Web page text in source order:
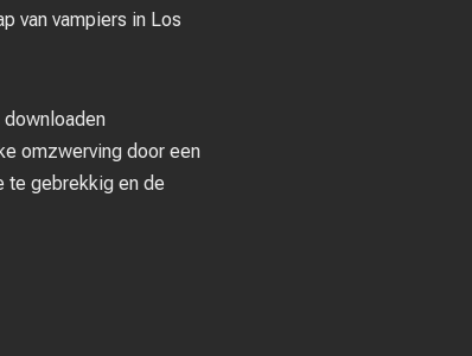
van vampiers in Los
omzwerving door een
te gebrekkig en de